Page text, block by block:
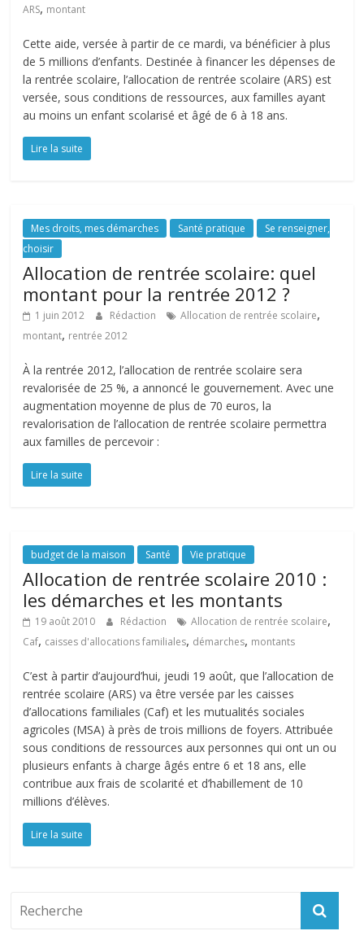
ARS, montant
Cette aide, versée à partir de ce mardi, va bénéficier à plus
de 5 millions d’enfants. Destinée à financer les dépenses de
la rentrée scolaire, l’allocation de rentrée scolaire (ARS) est
versée, sous conditions de ressources, aux familles ayant
au moins un enfant scolarisé et âgé de 6 à 18 ans.
Lire la suite
Mes droits, mes démarches Santé pratique
Se renseigner,
choisir
Allocation de rentrée scolaire: quel
montant pour la rentrée 2012 ?
1 juin 2012 Rédaction Allocation de rentrée scolaire,
montant, rentrée 2012
À la rentrée 2012, l’allocation de rentrée scolaire sera
revalorisée de 25 %, a annoncé le gouvernement. Avec une
augmentation moyenne de plus de 70 euros, la
revalorisation de l’allocation de rentrée scolaire permettra
aux familles de percevoir :
Lire la suite
budget de la maison Santé Vie pratique
Allocation de rentrée scolaire 2010 :
les démarches et les montants
19 août 2010 Rédaction Allocation de rentrée scolaire,
Caf, caisses d'allocations familiales, démarches, montants
C’est à partir d’aujourd’hui, jeudi 19 août, que l’allocation de
rentrée scolaire (ARS) va être versée par les caisses
d’allocations familiales (Caf) et les mutualités sociales
agricoles (MSA) à près de trois millions de foyers. Attribuée
sous conditions de ressources aux personnes qui ont un ou
plusieurs enfants à charge âgés entre 6 et 18 ans, elle
contribue aux frais de scolarité et d’habillement de 10
millions d’élèves.
Lire la suite